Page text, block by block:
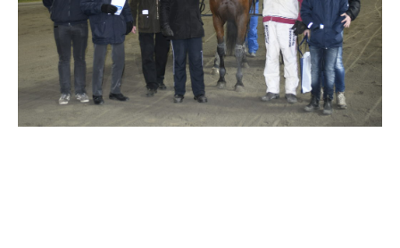
Travkonferens
Exponering & värdskap
Aktiviteter
Hört och hänt